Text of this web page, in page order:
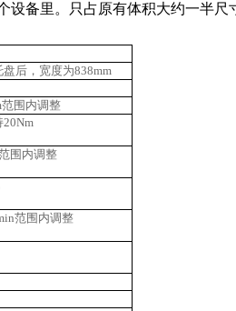
备里。只占原有体积大约一半尺
后，宽度为838mm
围内调整
围内调整
范围内调整